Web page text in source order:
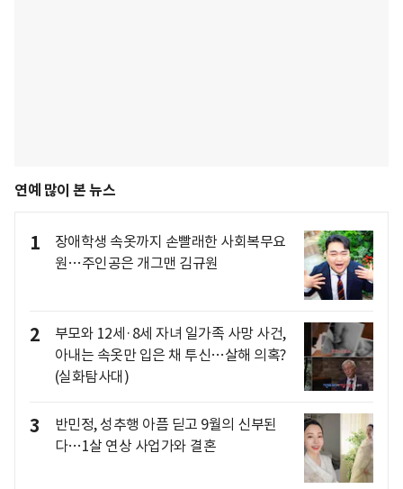
연예 많이 본 뉴스
1
장애학생 속옷까지 손빨래한 사회복무요
원…주인공은 개그맨 김규원
2
부모와 12세·8세 자녀 일가족 사망 사건,
아내는 속옷만 입은 채 투신…살해 의혹?
(실화탐사대)
3
반민정, 성추행 아픔 딛고 9월의 신부된
다…1살 연상 사업가와 결혼